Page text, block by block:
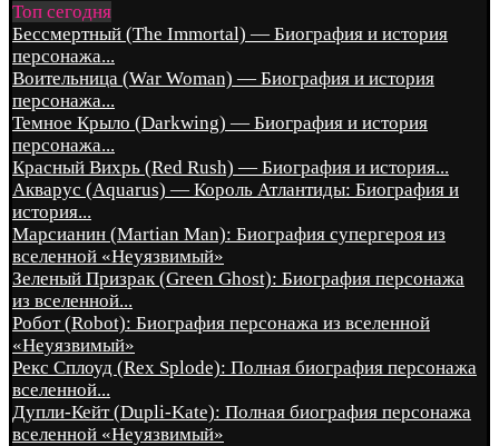
Топ сегодня
Бессмертный (The Immortal) — Биография и история
персонажа...
Воительница (War Woman) — Биография и история
персонажа...
Темное Крыло (Darkwing) — Биография и история
персонажа...
Красный Вихрь (Red Rush) — Биография и история...
Акварус (Aquarus) — Король Атлантиды: Биография и
история...
Марсианин (Martian Man): Биография супергероя из
вселенной «Неуязвимый»
Зеленый Призрак (Green Ghost): Биография персонажа
из вселенной...
Робот (Robot): Биография персонажа из вселенной
«Неуязвимый»
Рекс Сплоуд (Rex Splode): Полная биография персонажа
вселенной...
Дупли-Кейт (Dupli-Kate): Полная биография персонажа
вселенной «Неуязвимый»